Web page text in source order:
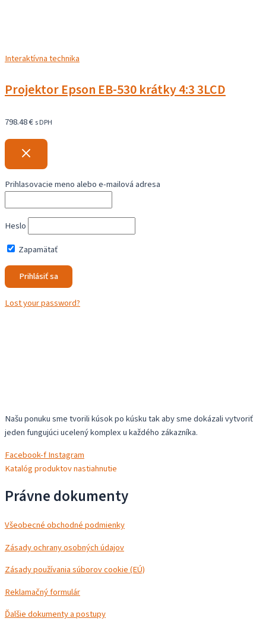
Interaktívna technika
Projektor Epson EB-530 krátky 4:3 3LCD
798.48€s DPH
Prihlasovacie meno alebo e-mailová adresa
Heslo
Zapamätať
Lost your password?
Našu ponuku sme tvorili kúsok po kúsku tak aby sme dokázali vytvoriť
jeden fungujúci ucelený komplex u každého zákazníka.
Facebook-fInstagram
Katalóg produktov nastiahnutie
Právne dokumenty
Všeobecné obchodné podmienky
Zásady ochrany osobných údajov
Zásady používania súborov cookie (EÚ)
Reklamačný formulár
Ďalšie dokumenty a postupy